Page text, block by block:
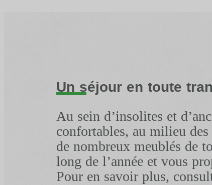
Un séjour en toute
Au sein d’insolites et
confortables, au milieu
de nombreux meublés de
long de l’année et vous
Pour en savoir plus,